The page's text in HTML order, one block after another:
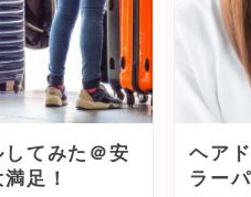
てみた＠安
足！
ヘア
ラー